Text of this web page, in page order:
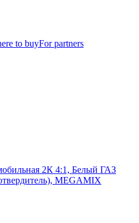
to buyFor partners
2К 4:1, Белый ГАЗ
MEGAMIX